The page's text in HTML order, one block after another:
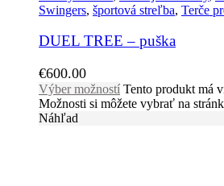
Swingers, športová streľba, Terče
DUEL TREE – puška
€600.00
Výber možností Tento produkt má
Možnosti si môžete vybrať na
Náhľad